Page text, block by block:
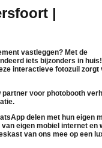
|
vastleggen? Met de
iets bijzonders in
interactieve fotozuil zorgt
partner voor photobooth
delen met hun eigen
van eigen mobiel internet en
van ons mee op een